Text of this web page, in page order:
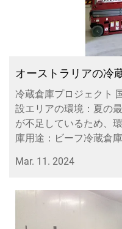
オーストラリアの冷
冷蔵倉庫プロジェクト
設エリアの環境：夏の
が不足しているため、
庫用途：ビーフ冷蔵倉
Mar. 11. 2024